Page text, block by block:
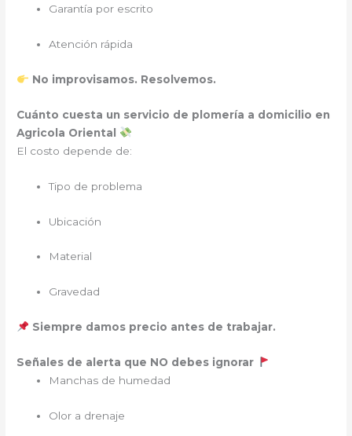
Garantía por escrito
Atención rápida
No improvisamos. Resolvemos.
Cuánto cuesta un servicio de plomería a domicilio en
Agricola Oriental
El costo depende de:
Tipo de problema
Ubicación
Material
Gravedad
Siempre damos precio antes de trabajar.
Señales de alerta que NO debes ignorar
Manchas de humedad
Olor a drenaje